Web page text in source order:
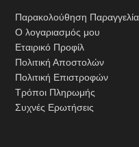
Παρακολούθηση
Ο λογαριασμός μου
Εταιρικό Προφίλ
Πολιτική Αποστολών
Πολιτική Επιστροφών
Τρόποι Πληρωμής
Συχνές Ερωτήσεις